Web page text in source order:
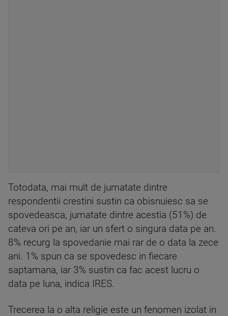
Totodata, mai mult de jumatate dintre
respondentii crestini sustin ca obisnuiesc sa se
spovedeasca, jumatate dintre acestia (51%) de
cateva ori pe an, iar un sfert o singura data pe an.
8% recurg la spovedanie mai rar de o data la zece
ani. 1% spun ca se spovedesc in fiecare
saptamana, iar 3% sustin ca fac acest lucru o
data pe luna, indica IRES.
Trecerea la o alta religie este un fenomen izolat in